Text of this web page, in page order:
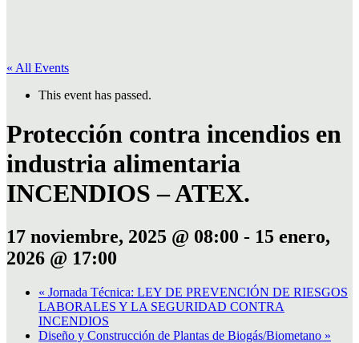
« All Events
This event has passed.
Protección contra incendios en
industria alimentaria
INCENDIOS – ATEX.
17 noviembre, 2025 @ 08:00 - 15 enero,
2026 @ 17:00
« Jornada Técnica: LEY DE PREVENCIÓN DE RIESGOS
LABORALES Y LA SEGURIDAD CONTRA
INCENDIOS
Diseño y Construcción de Plantas de Biogás/Biometano »